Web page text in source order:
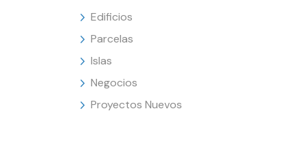
Edificios
Parcelas
Islas
Negocios
Proyectos Nuevos